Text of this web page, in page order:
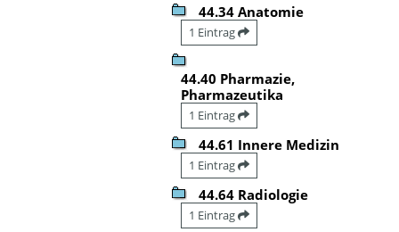
44.34 Anatomie
1 Eintrag
44.40 Pharmazie,
Pharmazeutika
1 Eintrag
44.61 Innere Medizin
1 Eintrag
44.64 Radiologie
1 Eintrag